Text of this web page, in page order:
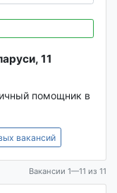
11
помощник в
вакансий
Вакансии 1—11 из 11